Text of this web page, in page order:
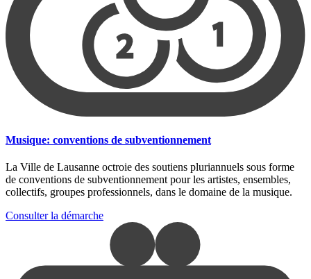
Musique: conventions de subventionnement
La Ville de Lausanne octroie des soutiens pluriannuels sous forme
de conventions de subventionnement pour les artistes, ensembles,
collectifs, groupes professionnels, dans le domaine de la musique.
Consulter la démarche